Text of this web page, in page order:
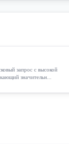
запрос с высокой
значительн...